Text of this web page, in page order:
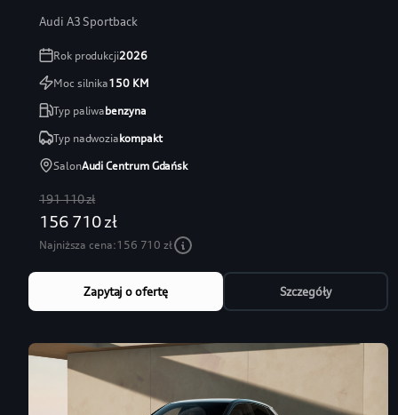
Audi A3 Sportback
Rok produkcji2026
Moc silnika150KM
Typ paliwabenzyna
Typ nadwoziakompakt
SalonAudi Centrum Gdańsk
191 110 zł
156 710 zł
Najniższa cena:156 710 zł
Zapytaj o ofertę Szczegóły